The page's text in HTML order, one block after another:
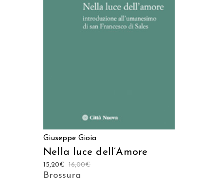
AGGIUNGI AL CARRELLO
Giuseppe Gioia
Nella luce dell’Amore
16,00€
15,20€
Brossura